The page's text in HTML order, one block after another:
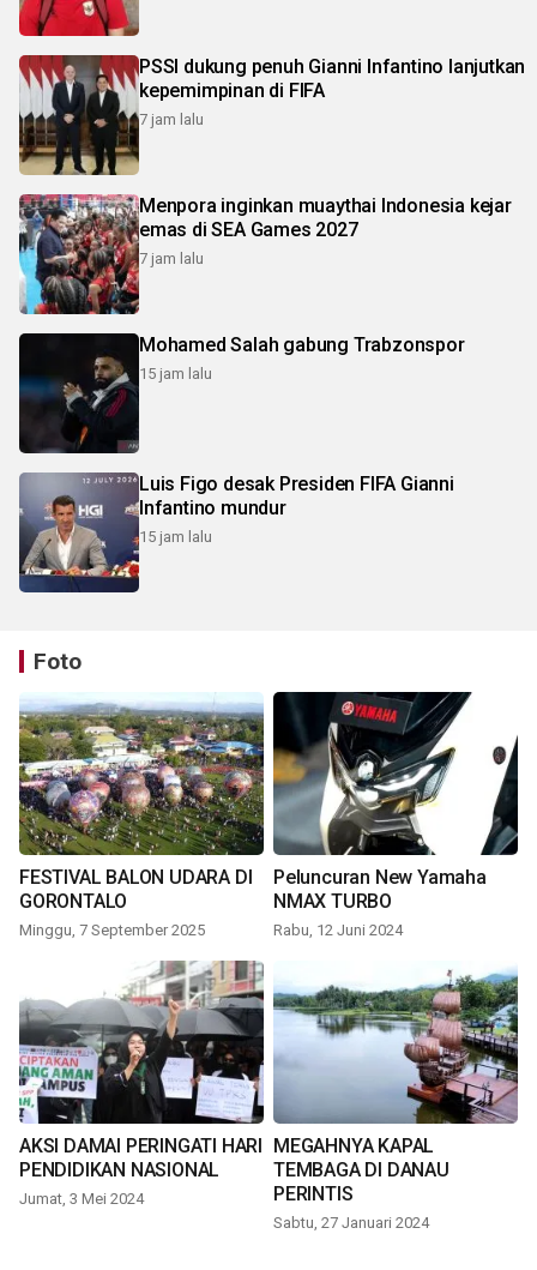
PSSI dukung penuh Gianni Infantino lanjutkan
kepemimpinan di FIFA
7 jam lalu
Menpora inginkan muaythai Indonesia kejar
emas di SEA Games 2027
7 jam lalu
Mohamed Salah gabung Trabzonspor
15 jam lalu
Luis Figo desak Presiden FIFA Gianni
Infantino mundur
15 jam lalu
Foto
FESTIVAL BALON UDARA DI
GORONTALO
Minggu, 7 September 2025
Peluncuran New Yamaha
NMAX TURBO
Rabu, 12 Juni 2024
AKSI DAMAI PERINGATI HARI
PENDIDIKAN NASIONAL
Jumat, 3 Mei 2024
MEGAHNYA KAPAL
TEMBAGA DI DANAU
PERINTIS
Sabtu, 27 Januari 2024